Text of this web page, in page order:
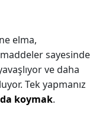
elma,
sayesinde
ve daha
Tek yapmanız
koymak.